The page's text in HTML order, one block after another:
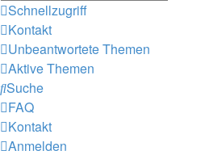
Schnellzugriff
Kontakt
Unbeantwortete Themen
Aktive Themen
Suche
FAQ
Kontakt
Anmelden